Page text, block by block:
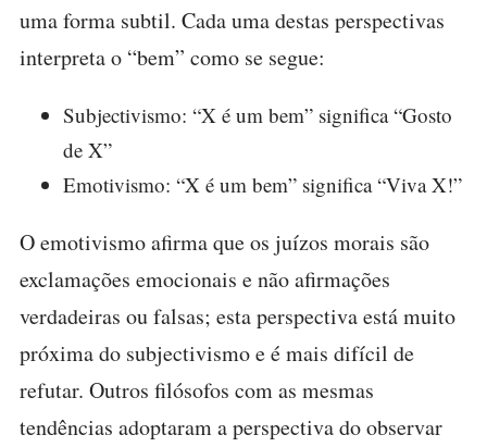
uma forma subtil. Cada uma destas perspectivas
interpreta o “bem” como se segue:
Subjectivismo: “X é um bem” significa “Gosto
de X”
Emotivismo: “X é um bem” significa “Viva X!”
O emotivismo afirma que os juízos morais são
exclamações emocionais e não afirmações
verdadeiras ou falsas; esta perspectiva está muito
próxima do subjectivismo e é mais difícil de
refutar. Outros filósofos com as mesmas
tendências adoptaram a perspectiva do observar